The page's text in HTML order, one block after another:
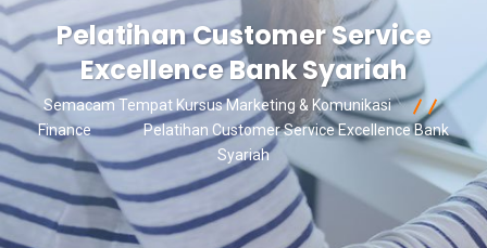
Pelatihan Customer Service
Excellence Bank Syariah
Semacam Tempat Kursus Marketing & Komunikasi
Finance
Pelatihan Customer Service Excellence Bank
Syariah